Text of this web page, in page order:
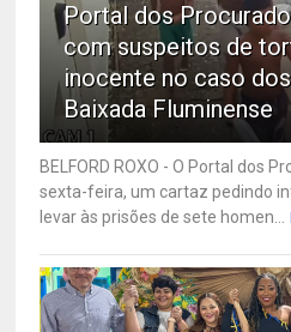
Portal dos
com suspeitos de
inocente no caso
Baixada Fluminense
BELFORD ROXO - O Portal dos
sexta-feira, um cartaz pedindo
levar às prisões de sete homen...